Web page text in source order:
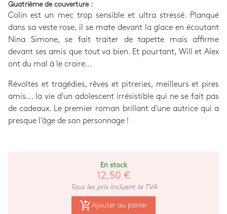
Quatrième de couverture :
Colin est un mec trop sensible et ultra stressé. Planqué
dans sa veste rose, il se mate devant la glace en écoutant
Nina Simone, se fait traiter de tapette mais affirme
devant ses amis que tout va bien. Et pourtant, Will et Alex
ont du mal à le croire...
Révoltes et tragédies, rêves et pitreries, meilleurs et pires
amis... la vie d'un adolescent irrésistible qui ne se fait pas
de cadeaux. Le premier roman brillant d'une autrice qui a
presque l'âge de son personnage !
En stock
12,50 €
Tous les prix incluent la TVA
add_shopping_cart Ajouter au panier